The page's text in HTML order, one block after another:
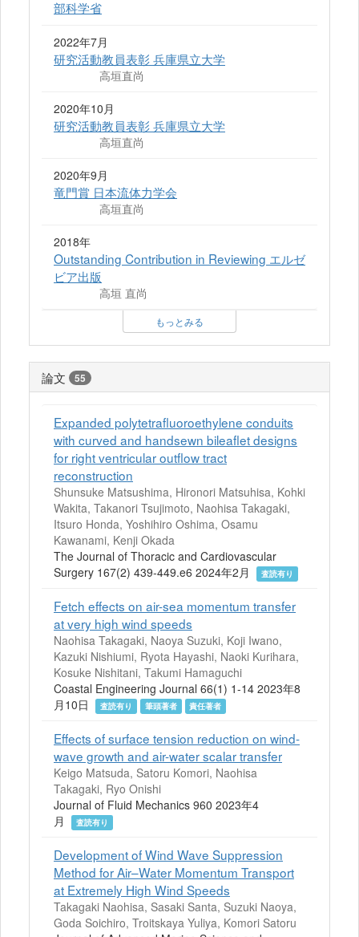
部科学省
2022年7月
研究活動教員表彰 兵庫県立大学
高垣直尚
2020年10月
研究活動教員表彰 兵庫県立大学
高垣直尚
2020年9月
竜門賞 日本流体力学会
高垣直尚
2018年
Outstanding Contribution in Reviewing エルゼ
ビア出版
高垣 直尚
もっとみる
論文 55
Expanded polytetrafluoroethylene conduits
with curved and handsewn bileaflet designs
for right ventricular outflow tract
reconstruction
Shunsuke Matsushima, Hironori Matsuhisa, Kohki
Wakita, Takanori Tsujimoto, Naohisa Takagaki,
Itsuro Honda, Yoshihiro Oshima, Osamu
Kawanami, Kenji Okada
The Journal of Thoracic and Cardiovascular
Surgery 167(2) 439-449.e6 2024年2月
査読有り
Fetch effects on air-sea momentum transfer
at very high wind speeds
Naohisa Takagaki, Naoya Suzuki, Koji Iwano,
Kazuki Nishiumi, Ryota Hayashi, Naoki Kurihara,
Kosuke Nishitani, Takumi Hamaguchi
Coastal Engineering Journal 66(1) 1-14 2023年8
月10日
査読有り 筆頭著者 責任著者
Effects of surface tension reduction on wind-
wave growth and air-water scalar transfer
Keigo Matsuda, Satoru Komori, Naohisa
Takagaki, Ryo Onishi
Journal of Fluid Mechanics 960 2023年4
月
査読有り
Development of Wind Wave Suppression
Method for Air–Water Momentum Transport
at Extremely High Wind Speeds
Takagaki Naohisa, Sasaki Santa, Suzuki Naoya,
Goda Soichiro, Troitskaya Yuliya, Komori Satoru